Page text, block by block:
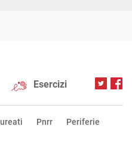
Esercizi
Pnrr Periferie